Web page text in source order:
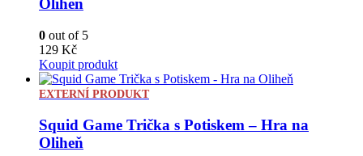
Oliheň
0 out of 5
129 Kč
Koupit produkt
EXTERNÍ PRODUKT
Squid Game Trička s Potiskem – Hra na
Oliheň